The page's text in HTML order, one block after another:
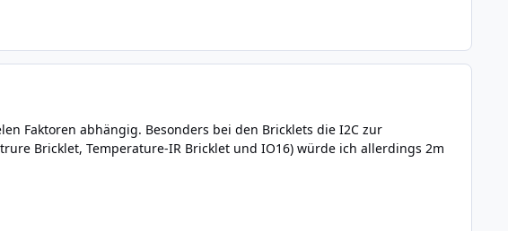
Faktoren abhängig. Besonders bei den Bricklets die I2C zur
Bricklet, Temperature-IR Bricklet und IO16) würde ich allerdings 2m